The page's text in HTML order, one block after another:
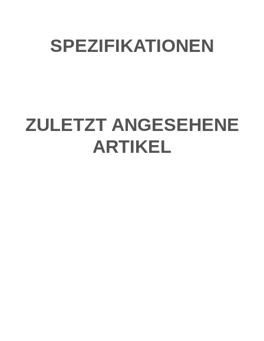
SPEZIFIKATIONEN
ZULETZT ANGESEHENE
ARTIKEL